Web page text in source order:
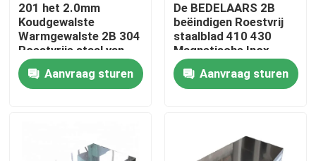
video's
Over ons
201 het 2.0mm
Koudgewalste
Warmgewalste 2B 304
Roestvrije staal van
het Roestvrij staalblad
JIS Aanvraag sturen
De BEDELAARS 2B
beëindigen Roestvrij
staalblad 410 430
Magnetische Inox
Staalplaat Decoiling
Aanvraag sturen